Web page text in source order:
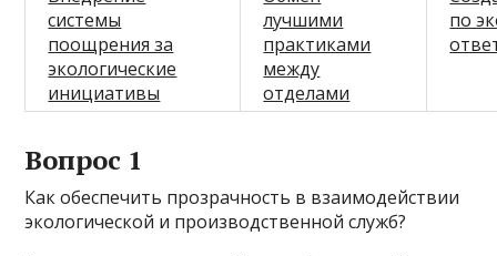
системы
поощрения за
экологические
инициативы
лучшими
практиками
между
отделами
по
Вопрос 1
Как обеспечить прозрачность в взаимодействии
экологической и производственной служб?